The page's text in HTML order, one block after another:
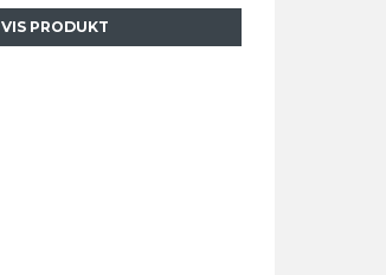
VIS PRODUKT